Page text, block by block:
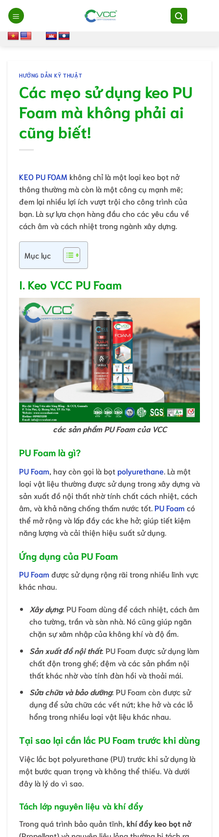
Chuyển
đến
nội
dung
HƯỚNG DẪN KỸ THUẬT
Các mẹo sử dụng keo PU
Foam mà không phải ai
cũng biết!
KEO PU FOAM không chỉ là một loại keo bọt nở
thông thường mà còn là một công cụ mạnh mẽ;
đem lại nhiều lợi ích vượt trội cho công trình của
bạn. Là sự lựa chọn hàng đầu cho các yêu cầu về
cách âm và cách nhiệt trong ngành xây dựng.
Mục lục
I. Keo VCC PU Foam
các sản phẩm PU Foam của VCC
PU Foam là gì?
PU Foam , hay còn gọi là bọtpolyurethane . Là một
loại vật liệu thường được sử dụng trong xây dựng và
sản xuất đồ nội thất nhờ tính chất cách nhiệt, cách
âm, và khả năng chống thấm nước tốt. PU Foam có
thể mở rộng và lấp đầy các khe hở; giúp tiết kiệm
năng lượng và cải thiện hiệu suất sử dụng.
Ứng dụng của PU Foam
PU Foam được sử dụng rộng rãi trong nhiều lĩnh vực
khác nhau.
Xây dựng: PU Foam dùng để cách nhiệt, cách âm
cho tường, trần và sàn nhà. Nó cũng giúp ngăn
chặn sự xâm nhập của không khí và độ ẩm.
Sản xuất đồ nội thất: PU Foam được sử dụng làm
chất độn trong ghế; đệm và các sản phẩm nội
thất khác nhờ vào tính đàn hồi và thoải mái.
Sửa chữa và bảo dưỡng: PU Foam còn được sử
dụng để sửa chữa các vết nứt; khe hở và các lỗ
hổng trong nhiều loại vật liệu khác nhau.
Tại sao lại cần lắc PU Foam trước khi dùng
Việc lắc bọt polyurethane (PU) trước khi sử dụng là
một bước quan trọng và không thể thiếu. Và dưới
đây là lý do vì sao.
Tách lớp nguyên liệu và khí đẩy
Trong quá trình bảo quản tĩnh, khí đẩy keo bọt nở